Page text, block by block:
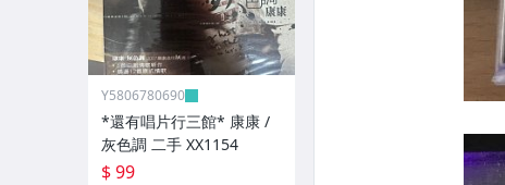
Y5806780690
*還有唱片行三館* 康康 /
灰色調 二手 XX1154
$ 99